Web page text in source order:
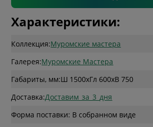
Характеристики:
Коллекция:Муромские мастера
Галерея:Муромские Мастера
Габариты, мм:Ш 1500xГл 600xВ 750
Доставка:Доставим_за_3_дня
Форма поставки: В собранном виде